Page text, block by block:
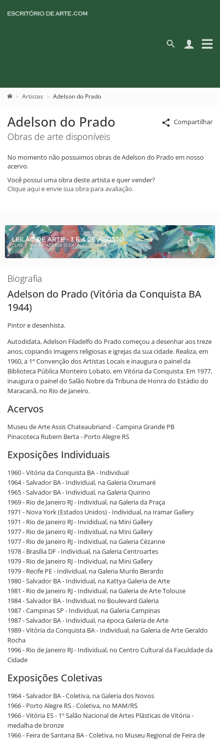
Artistas Adelson do Prado
Compartilhar
Adelson do Prado
Obras de arte disponíveis
No momento não possuimos obras de Adelson do Prado em nosso
acervo.
Você possui uma obra deste artista e quer vender?
Clique aqui e envie sua obra para avaliação.
Biografia
Adelson do Prado (Vitória da Conquista BA
1944)
Pintor e desenhista.
Autodidata, Adelson Filadelfo do Prado começou a desenhar aos treze
anos, copiando imagens religiosas e igrejas da sua cidade. Realiza, em
1960, a 1ª Convenção dos Artistas Locais e inaugura o painel da
Biblioteca Pública Monteiro Lobato, em Vitória da Conquista. Em 1977,
inaugura o painel do Salão Nobre da Tribuna de Honra do Estádio do
Maracanã, no Rio de Janeiro.
Acervos
Museu de Arte Assis Chateaubriand - Campina Grande PB
Pinacoteca Rubem Berta - Porto Alegre RS
Exposições Individuais
1960 - Vitória da Conquista BA - Individual
1964 - Salvador BA - Individual, na Galeria Oxumaré
1965 - Salvador BA - Individual, na Galeria Quirino
1969 - Rio de Janeiro RJ - Individual, na Galeria da Praça
1971 - Nova York (Estados Unidos) - Individual, na Iramar Gallery
1971 - Rio de Janeiro RJ - Invididual, na Mini Gallery
1977 - Rio de Janeiro RJ - Individual, na Mini Gallery
1977 - Rio de Janeiro RJ - Individual, na Galeria Cézanne
1978 - Brasília DF - Individual, na Galeria Centroartes
1979 - Rio de Janeiro RJ - Individual, na Mini Gallery
1979 - Recife PE - Individual, na Galeria Murilo Berardo
1980 - Salvador BA - Individual, na Kattya Galeria de Arte
1981 - Rio de Janeiro RJ - Individual, na Galeria de Arte Tolouse
1984 - Salvador BA - Individual, no Boulevard Galeria
1987 - Campinas SP - Individual, na Galeria Campinas
1987 - Salvador BA - Individual, na época Galeria de Arte
1989 - Vitória da Conquista BA - Individual, na Galeria de Arte Geraldo
Rocha
1996 - Rio de Janeiro RJ - Individual, no Centro Cultural da Faculdade da
Cidade
Exposições Coletivas
1964 - Salvador BA - Coletiva, na Galeria dos Novos
1966 - Porto Alegre RS - Coletiva, no MAM/RS
1966 - Vitória ES - 1º Salão Nacional de Artes Plásticas de Vitória -
medalha de bronze
1966 - Feira de Santana BA - Coletiva, no Museu Regional de Feira de